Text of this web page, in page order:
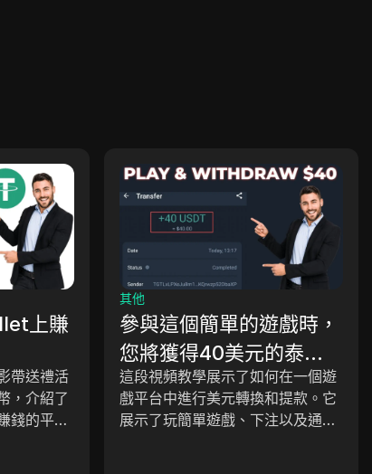
上賺
帶送禮活
，介紹了
錢的平
其他
參與這個簡單的遊戲時，
您將獲得40美元的泰達
幣。
這段視頻教學展示了如何在一個遊
戲平台中進行美元轉換和提款。它
展示了玩簡單遊戲、下注以及通過